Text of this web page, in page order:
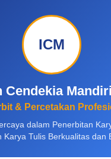
ICM
Cendekia
& Percetakan
dalam Penerbitan
Karya Tulis Berkualitas dan